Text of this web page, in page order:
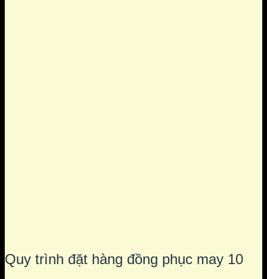
Quy trình đặt hàng đồng phục may 10